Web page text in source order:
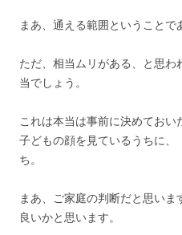
まあ、通える範囲ということで
ただ、相当ムリがある、と思
当でしょう。
これは本当は事前に決めてお
子どもの顔を見ているうちに
ち。
まあ、ご家庭の判断だと思い
良いかと思います。